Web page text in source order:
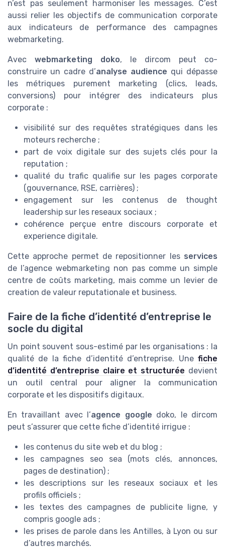
n’est pas seulement harmoniser les messages. C’est
aussi relier les objectifs de communication corporate
aux indicateurs de performance des campagnes
webmarketing.
Avec webmarketing doko, le dircom peut co-
construire un cadre d’analyse audience qui dépasse
les métriques purement marketing (clics, leads,
conversions) pour intégrer des indicateurs plus
corporate :
visibilité sur des requêtes stratégiques dans les
moteurs recherche ;
part de voix digitale sur des sujets clés pour la
reputation ;
qualité du trafic qualifie sur les pages corporate
(gouvernance, RSE, carrières) ;
engagement sur les contenus de thought
leadership sur les reseaux sociaux ;
cohérence perçue entre discours corporate et
experience digitale.
Cette approche permet de repositionner les services
de l’agence webmarketing non pas comme un simple
centre de coûts marketing, mais comme un levier de
creation de valeur reputationale et business.
Faire de la fiche d’identité d’entreprise le
socle du digital
Un point souvent sous-estimé par les organisations : la
qualité de la fiche d’identité d’entreprise. Une fiche
d’identité d’entreprise claire et structurée devient
un outil central pour aligner la communication
corporate et les dispositifs digitaux.
En travaillant avec l’agence google doko, le dircom
peut s’assurer que cette fiche d’identité irrigue :
les contenus du site web et du blog ;
les campagnes seo sea (mots clés, annonces,
pages de destination) ;
les descriptions sur les reseaux sociaux et les
profils officiels ;
les textes des campagnes de publicite ligne, y
compris google ads ;
les prises de parole dans les Antilles, à Lyon ou sur
d’autres marchés.